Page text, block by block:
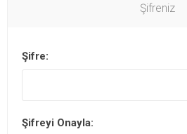
Şifreniz
Şifre:
Şifreyi Onayla: